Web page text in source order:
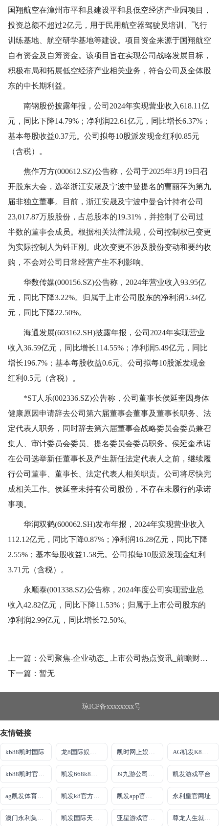
国翔航空在漳州市平和县建设平和县低空经济产业园项目，
投资总额不超过2亿元，用于民用航空器驾驶员培训、飞行
训练基地、航空研学基地等建设。项目资金来源于国翔航空
自有资金及自筹资金。该项目旨在实现公司战略发展目标，
积极布局和拓展低空经济产业相关业务，符合公司及全体股
东的中长期利益。
南钢股份披露年报，公司2024年实现营业收入618.11亿
元，同比下降14.79%；净利润22.61亿元，同比增长6.37%；
基本每股收益0.37元。公司拟每10股派发现金红利0.85元
（含税）。
焦作万方(000612.SZ)公告称，公司于2025年3月19日召
开股东大会，选举浙江安晟及宁波中曼提名的曹丽萍为第九
届非独立董事。目前，浙江安晟及宁波中曼合计持有公司
23,017.87万股股份，占总股本的19.31%，并控制了公司过
半数的董事会成员。根据相关法律法规，公司控制权已变更
为实际控制人为钭正刚。此次变更不涉及股份变动和要约收
购，不会对公司日常经营产生不利影响。
华数传媒(000156.SZ)公告称，2024年营业收入93.95亿
元，同比下降3.22%。归属于上市公司股东的净利润5.34亿
元，同比下降22.50%。
海通发展(603162.SH)披露年报，公司2024年实现营业
收入36.59亿元，同比增长114.55%；净利润5.49亿元，同比
增长196.7%；基本每股收益0.6元。公司拟每10股派发现金
红利0.5元（含税）。
*ST人乐(002336.SZ)公告称，公司董事长侯延奎因身体
健康原因申请辞去公司第六届董事会董事及董事长职务、法
定代表人职务，同时辞去第六届董事会战略委员会委员兼召
集人、审计委员会委员、提名委员会委员职务。侯延奎承诺
在公司选举新任董事长及产生新任法定代表人之前，继续履
行公司董事、董事长、法定代表人相关职责。公司将尽快完
成相关工作。侯延奎未持有公司股份，不存在未履行的承诺
事项。
华润双鹤(600062.SH)发布年报，2024年实现营业收入
112.12亿元，同比下降0.87%；净利润16.28亿元，同比下降
2.55%；基本每股收益1.58元。公司拟每10股派发现金红利
3.71元（含税）。
永顺泰(001338.SZ)公告称，2024年度公司实现营业总
收入42.82亿元，同比下降11.53%；归属于上市公司股东的
净利润2.99亿元，同比增长72.50%。
上一篇：公司聚焦-企业动态_ 上市公司热点资讯_前瞻财经 - 前瞻网
下一篇：暂无
琼ICP备xxxxxxxx号
友情链接
kb88凯时国际 龙8国际娱乐官网 凯时网上娱乐下载 AG凯发K8国际
kb88凯时官网首页 凯发668k8国际 J9九游公司官方网站 凯发游戏平台
ag凯发体育线路检测 凯发k8官方旗舰厅 凯发app官网登录 永利皇官网址
澳门永利集团304am官方入口 凯发国际天生赢家 亚星游戏官网·(中国)责任有限公司 尊龙人生就是博客户端